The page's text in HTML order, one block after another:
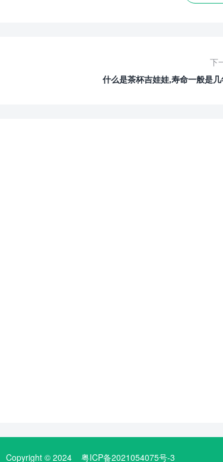
下
什么是茶杯吉娃娃,寿命一般是
Copyright © 2024 粤ICP备2021054075号-3